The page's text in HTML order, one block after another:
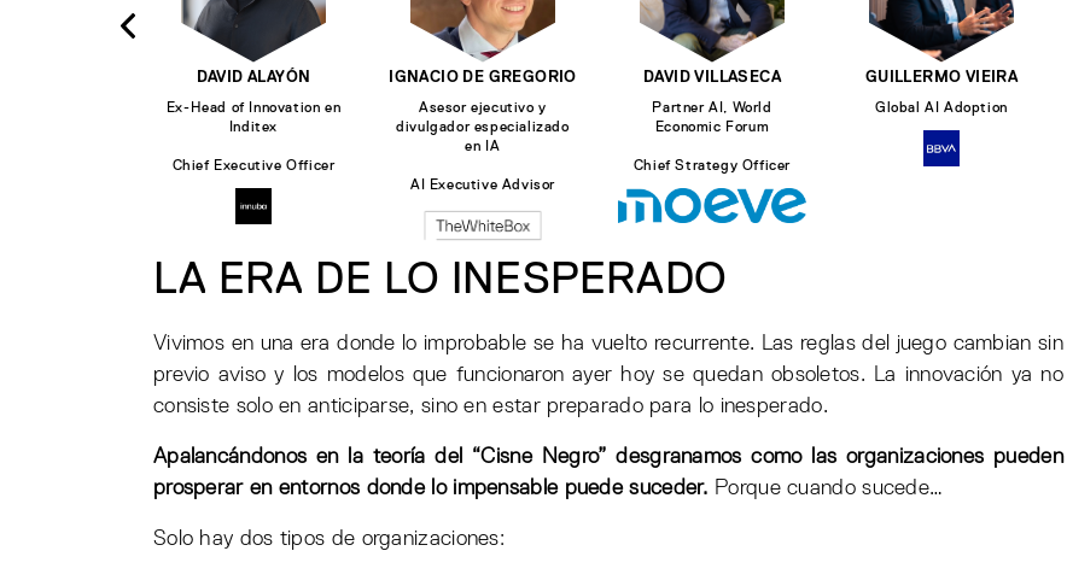
DAVID ALAYÓN
Ex-Head of Innovation en
Inditex
Chief Executive Officer
IGNACIO DE GREGORIO
Asesor ejecutivo y
divulgador especializado
en IA
AI Executive Advisor
DAVID VILLASECA
Partner AI, World
Economic Forum
Chief Strategy Officer
GUILLERMO VIEIRA
Global AI Adoption
LA ERA DE LO INESPERADO
Vivimos en una era donde lo improbable se ha vuelto recurrente. Las reglas del juego cambian sin
previo aviso y los modelos que funcionaron ayer hoy se quedan obsoletos. La innovación ya no
consiste solo en anticiparse, sino en estar preparado para lo inesperado.
Apalancándonos en la teoría del “Cisne Negro” desgranamos como las organizaciones pueden
prosperar en entornos donde lo impensable puede suceder. Porque cuando sucede…
Solo hay dos tipos de organizaciones: